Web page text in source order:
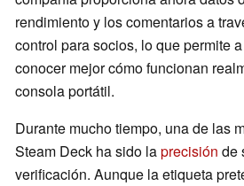
rendimiento y los comentarios a
control para socios, lo que permite
conocer mejor cómo funcionan
consola portátil.
Durante mucho tiempo, una de las
Steam Deck ha sido laprecisión de
verificación. Aunque la etiqueta